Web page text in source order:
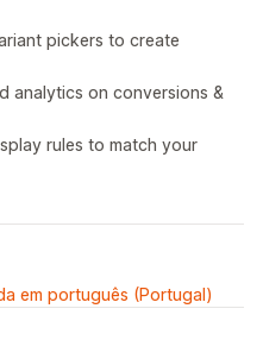
pickers to create
analytics on conversions &
rules to match your
em português (Portugal)